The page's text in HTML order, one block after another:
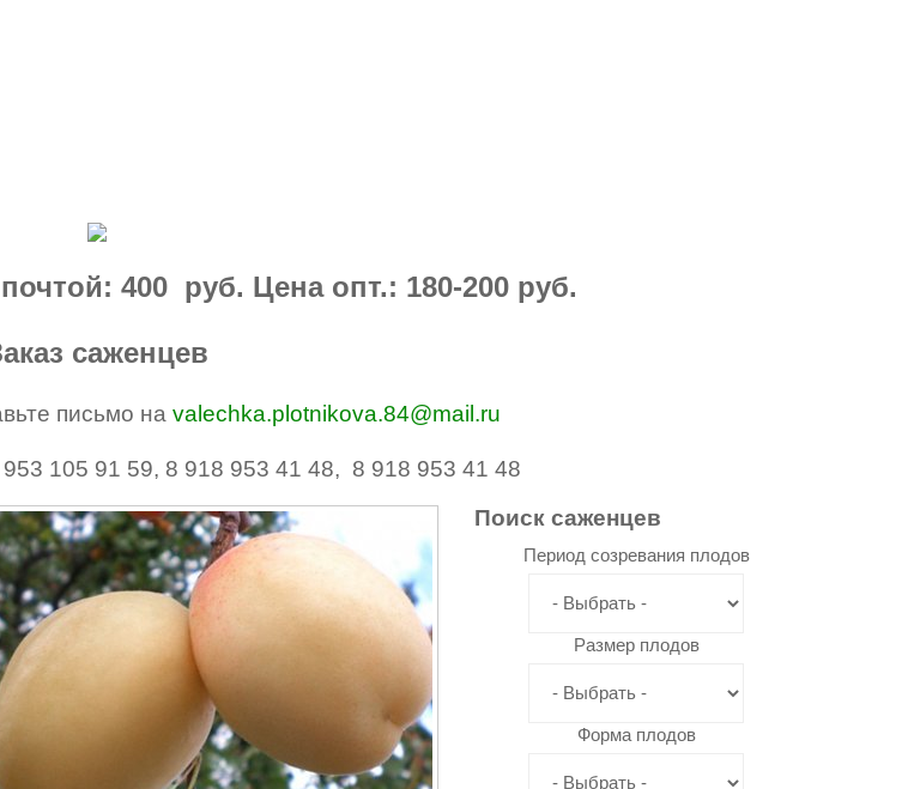
400 руб. Цена опт.: 180-200 руб.
саженцев
письмо на valechka.plotnikova.84@mail.ru
105 91 59, 8 918 953 41 48, 8 918 953 41 48
Поиск саженцев
Период созревания плодов
Размер плодов
Форма плодов